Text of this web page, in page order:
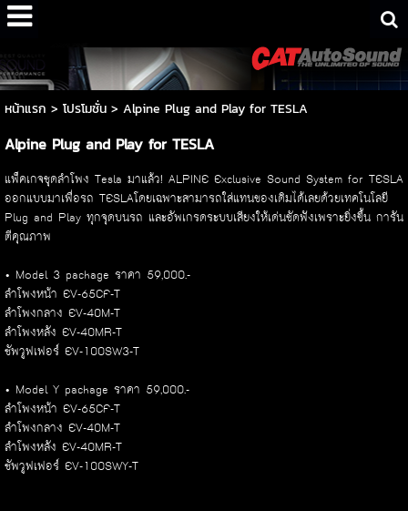
หน้าแรก > โปรโมชั่น> Alpine Plug and Play for TESLA
Alpine Plug and Play for TESLA
แพ็คเกจชุดลำโพง Tesla มาแล้ว! ALPINE Exclusive Sound System for TESLA
ออกแบบมาเพื่อรถ TESLAโดยเฉพาะสามารถใส่แทนของเดิมได้เลยด้วยเทคโนโลยี
Plug and Play ทุกจุดบนรถ และอัพเกรดระบบเสียงให้เด่นชัดฟังเพราะยิ่งขึ้น การัน
ตีคุณภาพ
• Model 3 package ราคา 59,000.-
ลำโพงหน้า EV-65CF-T
ลำโพงกลาง EV-40M-T
ลำโพงหลัง EV-40MR-T
ซัพวูฟเฟอร์ EV-100SW3-T
• Model Y package ราคา 59,000.-
ลำโพงหน้า EV-65CF-T
ลำโพงกลาง EV-40M-T
ลำโพงหลัง EV-40MR-T
ซัพวูฟเฟอร์ EV-100SWY-T